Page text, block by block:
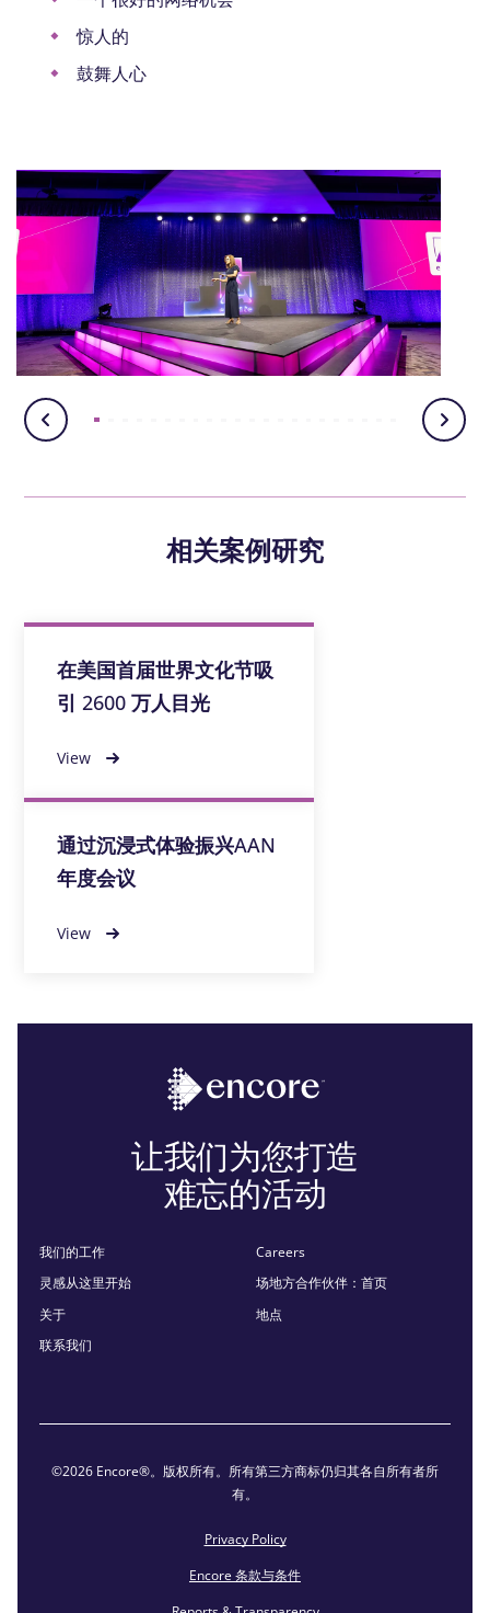
惊人的
鼓舞人心
相关案例研究
在美国首届世界文化节吸
引 2600 万人目光
View
通过沉浸式体验振兴AAN
年度会议
View
让我们为您打造
难忘的活动
我们的工作
灵感从这里开始
关于
联系我们
Careers
场地方合作伙伴：首页
地点
©2026 Encore®。版权所有。所有第三方商标仍归其各自所有者所
有。
Privacy Policy
Encore 条款与条件